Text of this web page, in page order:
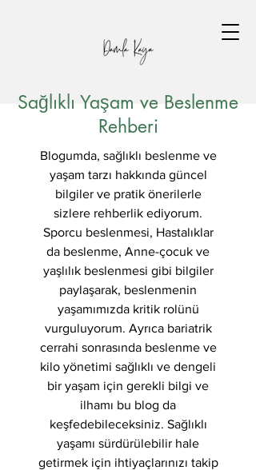
Sağlıklı Yaşam ve Beslenme
Rehberi
Blogumda, sağlıklı beslenme ve
yaşam tarzı hakkında güncel
bilgiler ve pratik önerilerle
sizlere rehberlik ediyorum.
Sporcu beslenmesi, Hastalıklar
da beslenme, Anne-çocuk ve
yaşlılık beslenmesi gibi bilgiler
paylaşarak, beslenmenin
yaşamımızda kritik rolünü
vurguluyorum. Ayrıca bariatrik
cerrahi sonrasında beslenme ve
kilo yönetimi sağlıklı ve dengeli
bir yaşam için gerekli bilgi ve
ilhamı bu blog da
keşfedebileceksiniz. Sağlıklı
yaşamı sürdürülebilir hale
getirmek için ihtiyaçlarınızı takip